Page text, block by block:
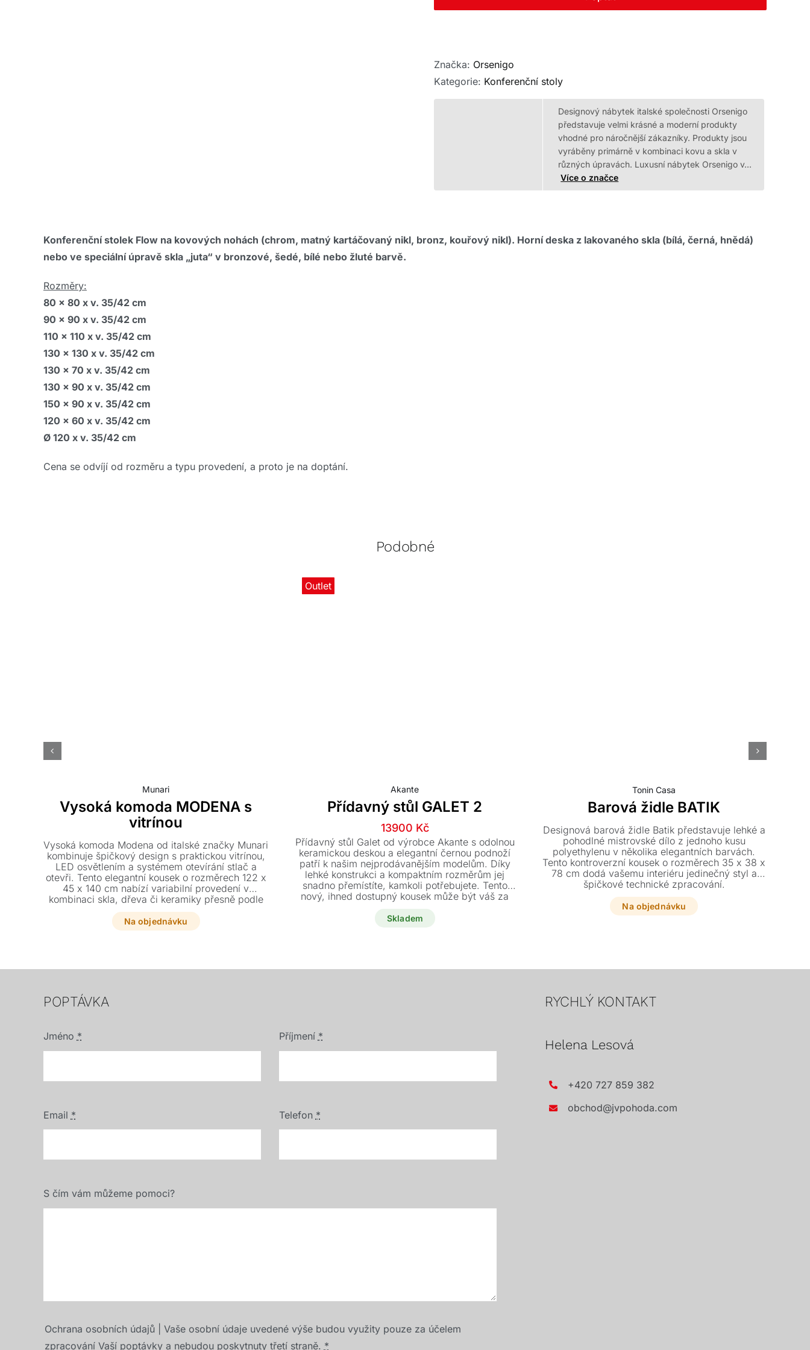
Značka: Orsenigo
Kategorie: Konferenční stoly
Designový nábytek italské společnosti Orsenigo
představuje velmi krásné a moderní produkty
vhodné pro náročnější zákazníky. Produkty jsou
vyráběny primárně v kombinaci kovu a skla v
různých úpravách. Luxusní nábytek Orsenigo v…
Více o značce
Konferenční stolek Flow na kovových nohách (chrom, matný kartáčovaný nikl, bronz, kouřový nikl). Horní deska z lakovaného skla (bílá, černá, hnědá)
nebo ve speciální úpravě skla „juta“ v bronzové, šedé, bílé nebo žluté barvě.
Rozměry:
80 x 80 x v. 35/42 cm
90 x 90 x v. 35/42 cm
110 x 110 x v. 35/42 cm
130 x 130 x v. 35/42 cm
130 x 70 x v. 35/42 cm
130 x 90 x v. 35/42 cm
150 x 90 x v. 35/42 cm
120 x 60 x v. 35/42 cm
Ø 120 x v. 35/42 cm
Cena se odvíjí od rozměru a typu provedení, a proto je na doptání.
Podobné
Munari
Vysoká komoda MODENA s
vitrínou
Vysoká komoda Modena od italské značky Munari
kombinuje špičkový design s praktickou vitrínou,
LED osvětlením a systémem otevírání stlač a
otevři. Tento elegantní kousek o rozměrech 122 x
45 x 140 cm nabízí variabilní provedení v
kombinaci skla, dřeva či keramiky přesně podle
vašich představ.
Na objednávku
Outlet
Akante
Přídavný stůl GALET 2
Původní
cena
byla:
14900 Kč.
13900 Kč
Aktuální
cena
je:
13900 Kč.
Přídavný stůl Galet od výrobce Akante s odolnou
keramickou deskou a elegantní černou podnoží
patří k našim nejprodávanějším modelům. Díky
lehké konstrukci a kompaktním rozměrům jej
snadno přemístíte, kamkoli potřebujete. Tento
nový, ihned dostupný kousek může být váš za
Skladem
Tonin Casa
Barová židle BATIK
Designová barová židle Batik představuje lehké a
pohodlné mistrovské dílo z jednoho kusu
polyethylenu v několika elegantních barvách.
Tento kontroverzní kousek o rozměrech 35 x 38 x
78 cm dodá vašemu interiéru jedinečný styl a
špičkové technické zpracování.
Na objednávku
POPTÁVKA
Jméno * Příjmení *
Email * Telefon *
S čím vám můžeme pomoci?
Ochrana osobních údajů | Vaše osobní údaje uvedené výše budou využity pouze za účelem
zpracování Vaší poptávky a nebudou poskytnuty třetí straně. *
RYCHLÝ KONTAKT
Helena Lesová
+420 727 859 382
obchod@jvpohoda.com